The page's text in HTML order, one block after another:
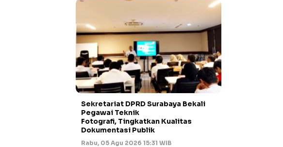
Sekretariat DPRD Surabaya Bekali
Pegawai Teknik
Fotografi, Tingkatkan Kualitas
Dokumentasi Publik
Rabu, 05 Agu 2026 15:31 WIB